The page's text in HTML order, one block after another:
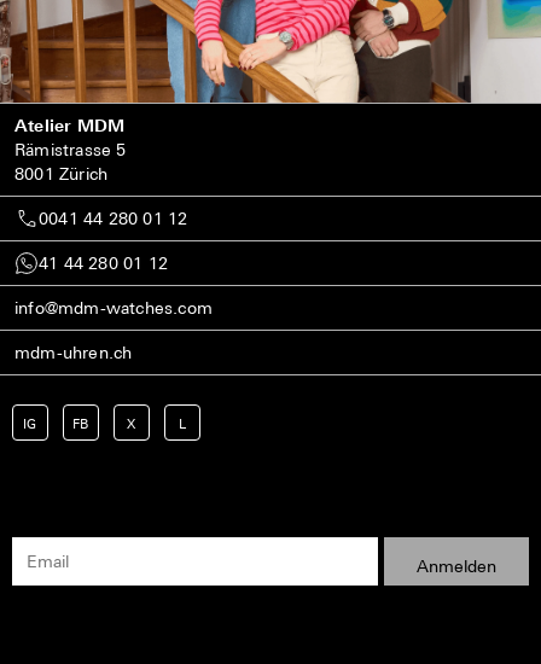
Atelier MDM
Rämistrasse 5
8001 Zürich
0041 44 280 01 12
41 44 280 01 12
info@mdm-watches.com
mdm-uhren.ch
IG FB X L